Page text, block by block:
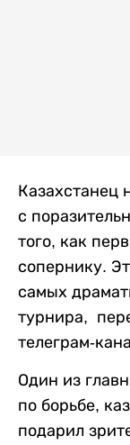
Казахстанец
с
того, как
сопернику.
самых
турнира,
телеграм-
Один из
по борьбе,
подарил